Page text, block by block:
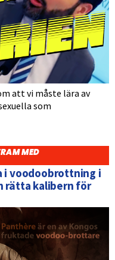
att vi måste lära av
som
MED
i voodoobrottning i
rätta kalibern för